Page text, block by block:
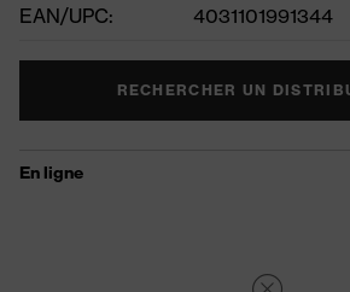
EAN/UPC:
4031101991344
RECHERCHER UN